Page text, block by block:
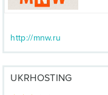
http://mnw.ru
UKRHOSTING